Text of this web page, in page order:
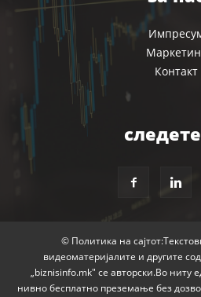
Контакт
© Политика на
видеоматеријалите и другите
„biznisinfo.mk" се авторски.Во ниту
нивно бесплатно преземање без